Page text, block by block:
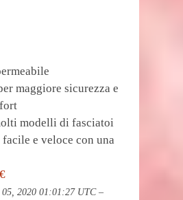
maggiore sicurezza e
modelli di fasciatoi
e veloce con una
2020 01:01:27 UTC –